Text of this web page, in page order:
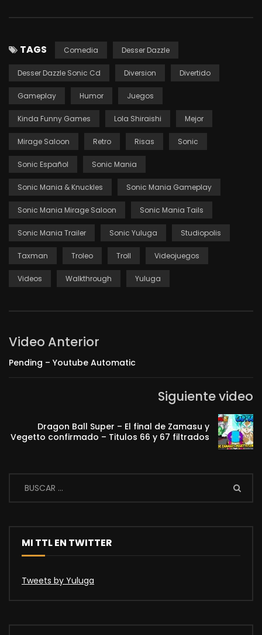
TAGS Comedia Desser Dazzle
Desser Dazzle Sonic Cd Diversion Divertido
Gameplay Humor Juegos
Kinda Funny Games Lola Shiraishi Mejor
Mirage Saloon Retro Risas Sonic
Sonic Español Sonic Mania
Sonic Mania & Knuckles Sonic Mania Gameplay
Sonic Mania Mirage Saloon Sonic Mania Tails
Sonic Mania Trailer Sonic Yuluga Studiopolis
Taxman Troleo Troll Videojuegos
Videos Walkthrough Yuluga
Video Anterior
Pending – Youtube Automatic
Siguiente video
Dragon Ball Super – El final de Zamasu y
Vegetto confirmado – Titulos 66 y 67 filtrados
MI TTL EN TWITTER
Tweets by Yuluga